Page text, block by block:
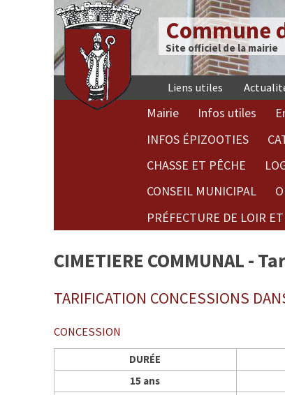
Commune
Site officiel de la mairie
Liens utiles
Mairie Infos utiles
INFOS ÉPIZOOTIES
CHASSE ET PÊCHE
CONSEIL MUNICIPAL
PRÉFECTURE DE LOIR
CIMETIERE COMMUNAL -
TARIFICATION CONCESSIONS
CONCESSION
DURÉE
15 ans